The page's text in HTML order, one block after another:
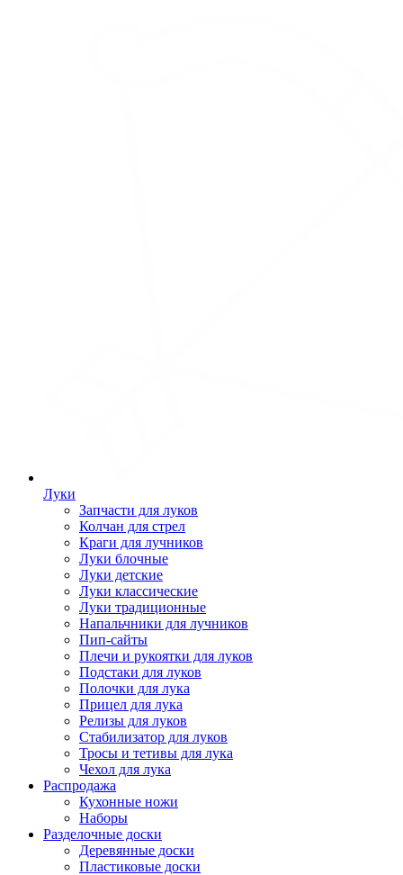
Луки
Запчасти для луков
Колчан для стрел
Краги для лучников
Луки блочные
Луки детские
Луки классические
Луки традиционные
Напальчники для лучников
Пип-сайты
Плечи и рукоятки для луков
Подстаки для луков
Полочки для лука
Прицел для лука
Релизы для луков
Стабилизатор для луков
Тросы и тетивы для лука
Чехол для лука
Распродажа
Кухонные ножи
Наборы
Разделочные доски
Деревянные доски
Пластиковые доски